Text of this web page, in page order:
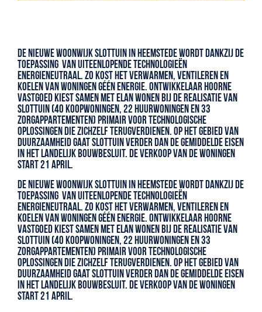
De nieuwe woonwijk Slottuin in Heemstede wordt dankzij de
toepassing van uiteenlopende technologieën
energieneutraal. Zo kost het verwarmen, ventileren en
koelen van woningen géén energie. Ontwikkelaar Hoorne
Vastgoed kiest samen met Elan Wonen bij de realisatie van
Slottuin (40 koopwoningen, 22 huurwoningen en 33
zorgappartementen) primair voor technologische
oplossingen die zichzelf terugverdienen. Op het gebied van
duurzaamheid gaat Slottuin verder dan de gemiddelde eisen
in het landelijk bouwbesluit. De verkoop van de woningen
start 21 april.
De nieuwe woonwijk Slottuin in Heemstede wordt dankzij de
toepassing van uiteenlopende technologieën
energieneutraal. Zo kost het verwarmen, ventileren en
koelen van woningen géén energie. Ontwikkelaar Hoorne
Vastgoed kiest samen met Elan Wonen bij de realisatie van
Slottuin (40 koopwoningen, 22 huurwoningen en 33
zorgappartementen) primair voor technologische
oplossingen die zichzelf terugverdienen. Op het gebied van
duurzaamheid gaat Slottuin verder dan de gemiddelde eisen
in het landelijk bouwbesluit. De verkoop van de woningen
start 21 april.